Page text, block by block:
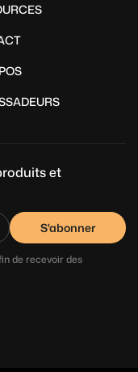
et
S'abonner
de recevoir des